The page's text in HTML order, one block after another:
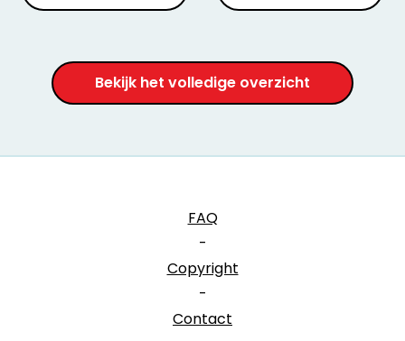
Bekijk het volledige overzicht
FAQ
-
Copyright
-
Contact